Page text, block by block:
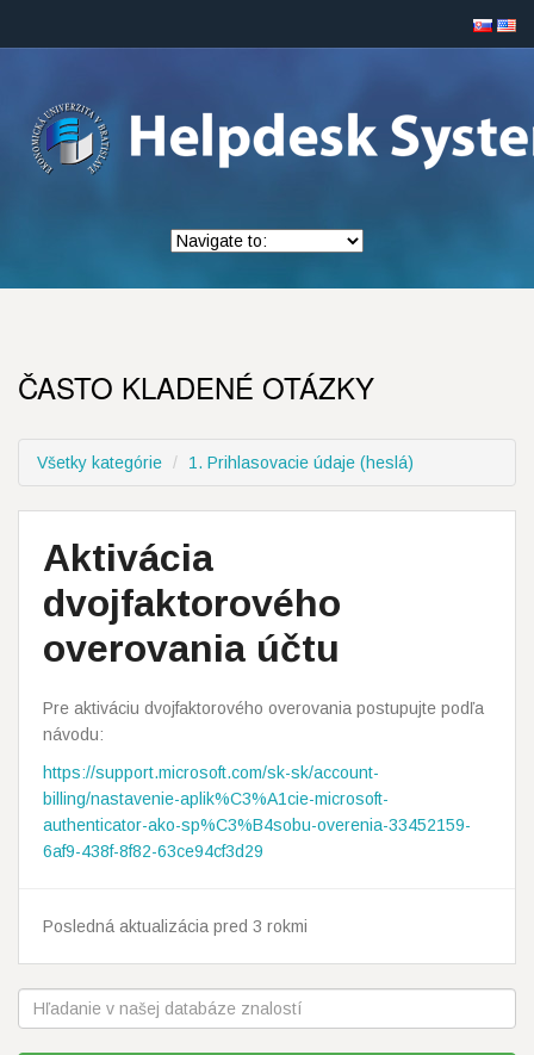
ČASTO KLADENÉ OTÁZKY
Všetky kategórie 1. Prihlasovacie údaje (heslá)
Aktivácia
dvojfaktorového
overovania účtu
Pre aktiváciu dvojfaktorového overovania postupujte podľa
návodu:
https://support.microsoft.com/sk-sk/account-
billing/nastavenie-aplik%C3%A1cie-microsoft-
authenticator-ako-sp%C3%B4sobu-overenia-33452159-
6af9-438f-8f82-63ce94cf3d29
Posledná aktualizácia pred 3 rokmi